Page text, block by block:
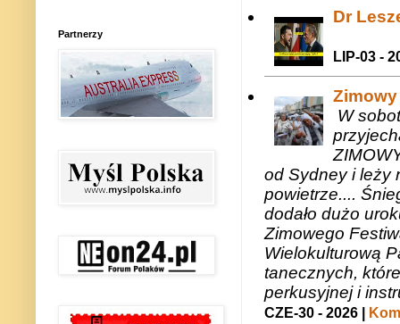
Dr
LIP-03 -
W
od Sydney i leży
powietrze....
dodało dużo
Zimowego
Wielokulturową
tanecznych,
perkusyjnej i
CZE-30 - 2026 |
Partnerzy